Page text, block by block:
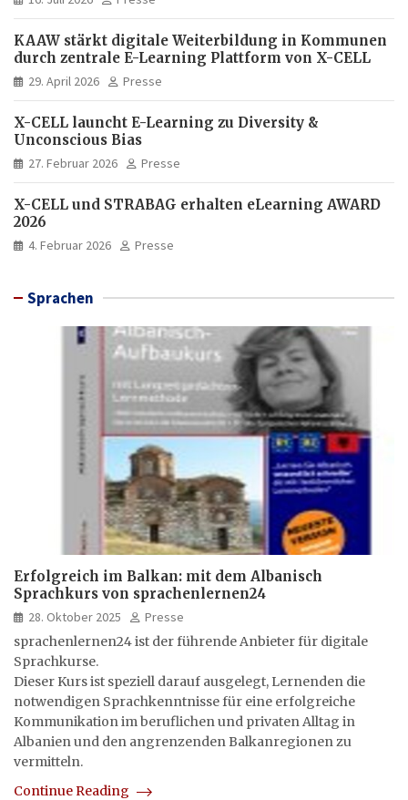
KAAW stärkt digitale Weiterbildung in Kommunen
durch zentrale E-Learning Plattform von X-CELL
29. April 2026 Presse
X-CELL launcht E-Learning zu Diversity &
Unconscious Bias
27. Februar 2026 Presse
X-CELL und STRABAG erhalten eLearning AWARD
2026
4. Februar 2026 Presse
Sprachen
Erfolgreich im Balkan: mit dem Albanisch
Sprachkurs von sprachenlernen24
28. Oktober 2025
Presse
sprachenlernen24 ist der führende Anbieter für digitale
Sprachkurse.
Dieser Kurs ist speziell darauf ausgelegt, Lernenden die
notwendigen Sprachkenntnisse für eine erfolgreiche
Kommunikation im beruflichen und privaten Alltag in
Albanien und den angrenzenden Balkanregionen zu
vermitteln.
Continue Reading